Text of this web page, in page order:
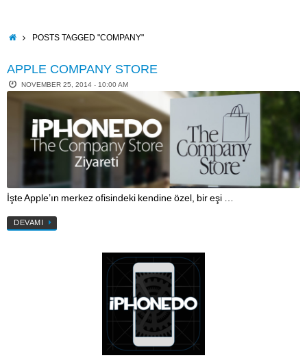
contentHOMEPOSTS TAGGED "COMPANY"
APPLE COMPANY STORE
NOVEMBER 25, 2014 - 10:00 AM
İşte Apple’ın merkez ofisindeki kendine özel, bir eşi …
DEVAMI